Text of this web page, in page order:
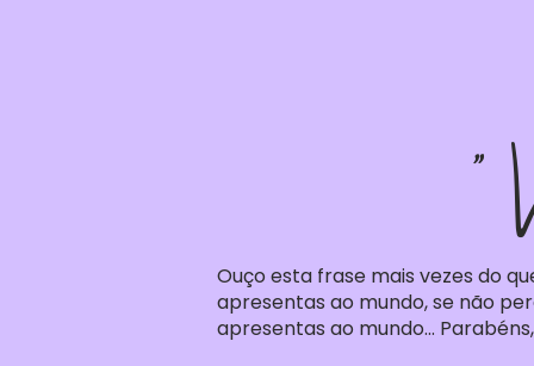
"
Ouço esta frase mais vezes do
apresentas ao mundo, se não
apresentas ao mundo...